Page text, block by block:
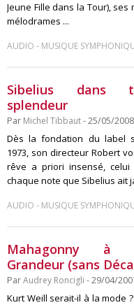
Jeune Fille dans la Tour),
mélodrames ...
AUDIO - MUSIQUE
Sibelius dans
splendeur
Par Michel Tibbaut- 25/05/2008
Dès la fondation du label
1973, son directeur Robert
rêve a priori insensé, celui
chaque note que Sibelius ait
AUDIO - MUSIQUE
Mahagonny à
Grandeur (sans
ParAudrey Roncigli - 29/04/
Kurt Weill serait-il à la mode